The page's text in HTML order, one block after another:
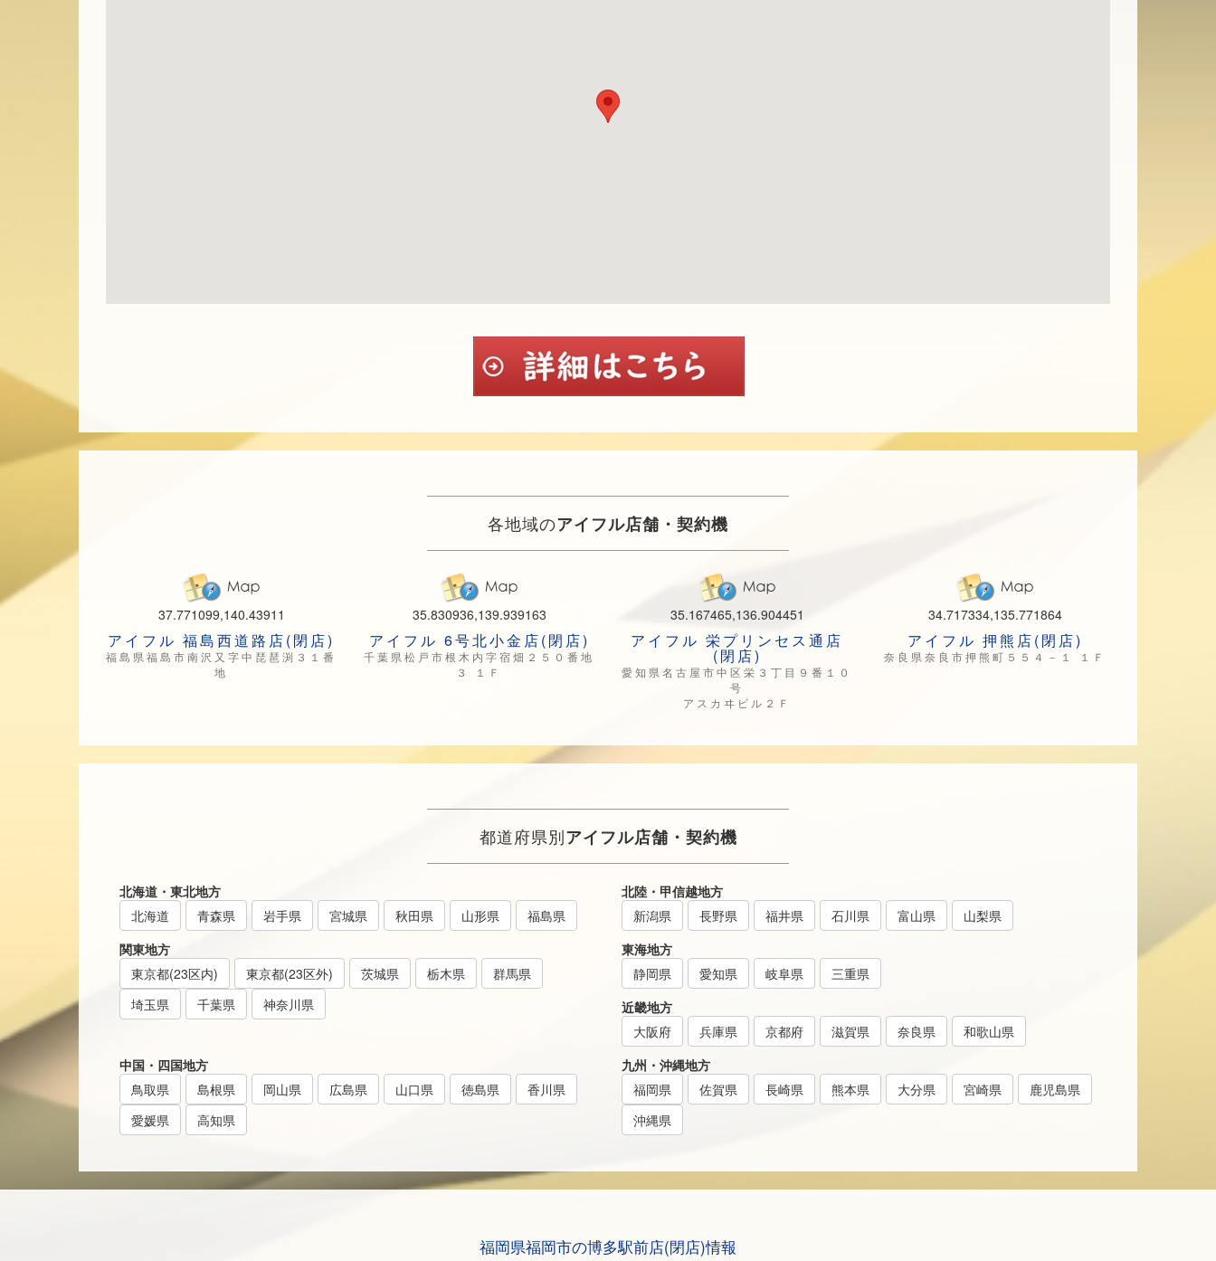
各地域のアイフル店舗・契約機
37.771099,140.43911
アイフル 福島西道路店(閉店)
福島県福島市南沢又字中琵琶渕３１番
地
35.830936,139.939163
アイフル 6号北小金店(閉店)
千葉県松戸市根木内字宿畑２５０番地
３ １Ｆ
35.167465,136.904451
アイフル 栄プリンセス通店
(閉店)
愛知県名古屋市中区栄３丁目９番１０
号
アスカヰビル２Ｆ
34.717334,135.771864
アイフル 押熊店(閉店)
奈良県奈良市押熊町５５４－１ １Ｆ
都道府県別アイフル店舗・契約機
北海道・東北地方
北海道
青森県 岩手県 宮城県 秋田県 山形県 福島県
北陸・甲信越地方
新潟県
長野県 福井県 石川県 富山県
山梨県
関東地方
東京都(23区内)
東京都(23区外) 茨城県 栃木県
群馬県
埼玉県
千葉県 神奈川県
東海地方
静岡県
愛知県 岐阜県
三重県
近畿地方
大阪府
兵庫県 京都府 滋賀県 奈良県
和歌山県
中国・四国地方
鳥取県
島根県 岡山県 広島県 山口県 徳島県
香川県
愛媛県
高知県
九州・沖縄地方
福岡県
佐賀県 長崎県 熊本県 大分県 宮崎県
鹿児島県
沖縄県
福岡県福岡市の博多駅前店(閉店)情報